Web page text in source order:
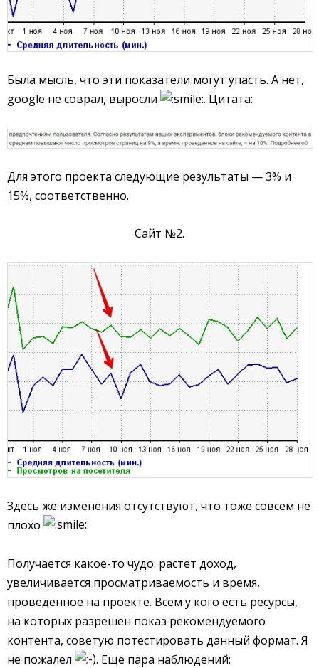
Была мысль, что эти показатели могут упасть. А нет,
google не соврал, выросли
. Цитата:
Для этого проекта следующие результаты — 3% и
15%, соответственно.
Сайт №2.
Здесь же изменения отсутствуют, что тоже совсем не
плохо
.
Получается какое-то чудо: растет доход,
увеличивается просматриваемость и время,
проведенное на проекте. Всем у кого есть ресурсы,
на которых разрешен показ рекомендуемого
контента, советую потестировать данный формат. Я
не пожалел
. Еще пара наблюдений: